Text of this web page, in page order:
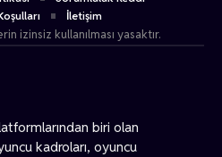
biri olan
kadroları, oyuncu
İletişim
izinsiz kullanılması yasaktır.